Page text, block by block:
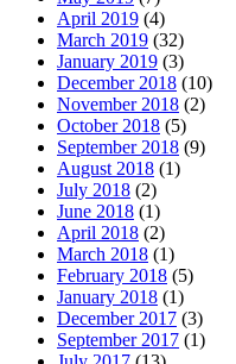
April 2019 (4)
March 2019 (32)
January 2019 (3)
December 2018 (10)
November 2018 (2)
October 2018 (5)
September 2018 (9)
August 2018 (1)
July 2018 (2)
June 2018 (1)
April 2018 (2)
March 2018 (1)
February 2018 (5)
January 2018 (1)
December 2017 (3)
September 2017 (1)